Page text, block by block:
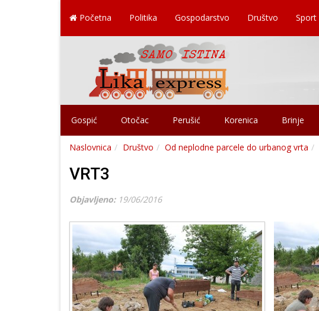
Početna Politika Gospodarstvo Društvo Sport
Gospić Otočac Perušić Korenica Brinje
Naslovnica Društvo Od neplodne parcele do urbanog vrta
VRT3
Objavljeno: 19/06/2016